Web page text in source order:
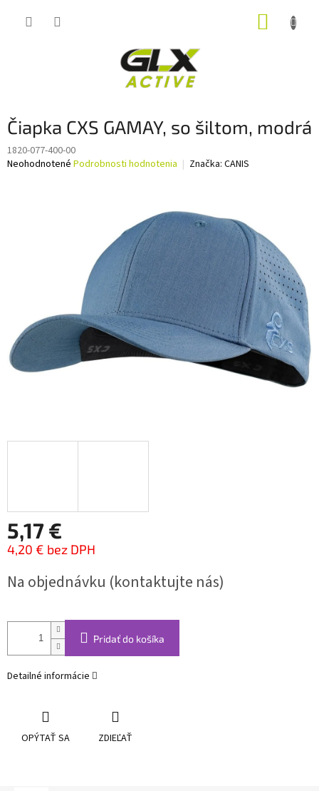
Čiapka CXS GAMAY, so šiltom, modrá
1820-077-400-00
Priemerné
Neohodnotené Podrobnosti hodnotenia Značka: CANIS
5,17 €
4,20 € bez DPH
cena:
Na objednávku (kontaktujte nás)
Pridať do košíka
Detailné informácie
OPÝTAŤ SA ZDIEĽAŤ